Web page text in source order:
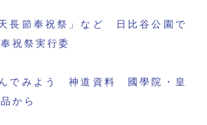
天長節奉祝祭」など 日比谷公園で
祝祭実行委
でみよう 神道資料 國學院・皇
から